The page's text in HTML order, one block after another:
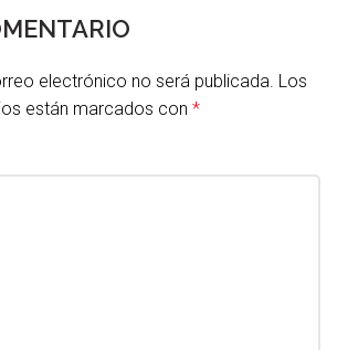
electrónico no será publicada. Los
están marcados con *